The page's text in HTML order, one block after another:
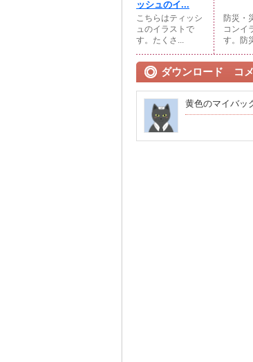
ッシュのイ...
こちらはティッシ
ュのイラストで
す。たくさ...
防災・
コンイ
す。防
ダウンロード コ
黄色のマイバッ